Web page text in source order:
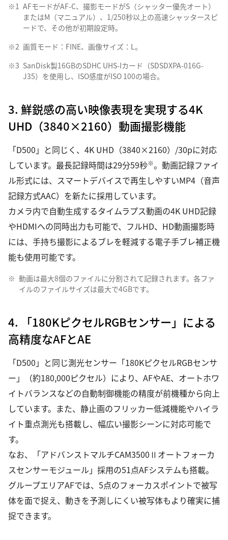
※1 AFモードがAF-C、撮影モードがS（シャッター優先オート）
またはM（マニュアル）、1/250秒以上の高速シャッタースピ
ードで、その他が初期設定時。
※2 画質モード：FINE、画像サイズ：L。
※3 SanDisk製16GBのSDHC UHS-Iカード（SDSDXPA-016G-
J35）を使用し、ISO感度がISO 100の場合。
3. 鮮鋭感の高い映像表現を実現する4K
UHD（3840×2160）動画撮影機能
「D500」と同じく、4K UHD（3840×2160）/30pに対応
しています。最長記録時間は29分59秒※。動画記録ファイ
ル形式には、スマートデバイスで再生しやすいMP4（音声
記録方式AAC）を新たに採用しています。
カメラ内で自動生成するタイムラプス動画の4K UHD記録
やHDMIへの同時出力も可能で、フルHD、HD動画撮影時
には、手持ち撮影によるブレを軽減する電子手ブレ補正機
能も使用可能です。
※ 動画は最大8個のファイルに分割されて記録されます。各ファ
イルのファイルサイズは最大で4GBです。
4. 「180KピクセルRGBセンサー」による
高精度なAFとAE
「D500」と同じ測光センサー「180KピクセルRGBセンサ
ー」（約180,000ピクセル）により、AFやAE、オートホワ
イトバランスなどの自動制御機能の精度が前機種から向上
しています。また、静止画のフリッカー低減機能やハイラ
イト重点測光も搭載し、幅広い撮影シーンに対応可能で
す。
なお、「アドバンストマルチCAM3500Ⅱオートフォーカ
スセンサーモジュール」採用の51点AFシステムも搭載。
グループエリアAFでは、5点のフォーカスポイントで被写
体を面で捉え、動きを予測しにくい被写体もより確実に捕
捉できます。